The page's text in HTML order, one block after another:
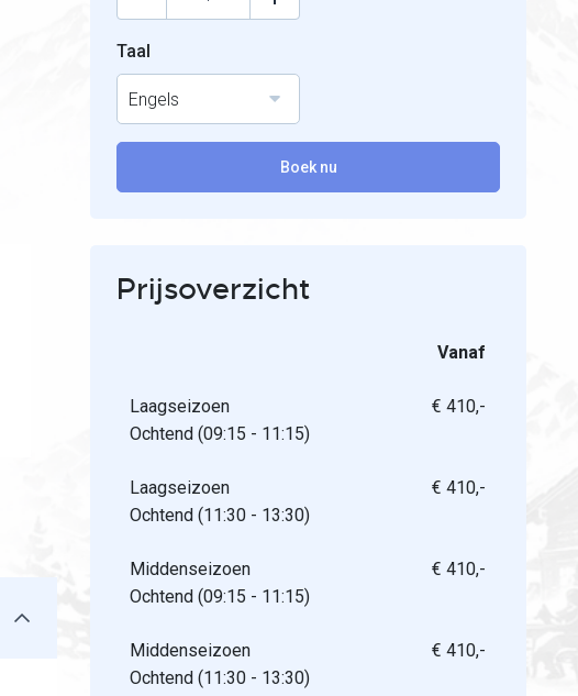
Taal
Engels
Boek nu
Prijsoverzicht
Vanaf
Laagseizoen
Ochtend (09:15 - 11:15)
€ 410,-
Laagseizoen
Ochtend (11:30 - 13:30)
€ 410,-
Middenseizoen
Ochtend (09:15 - 11:15)
€ 410,-
Middenseizoen
Ochtend (11:30 - 13:30)
€ 410,-